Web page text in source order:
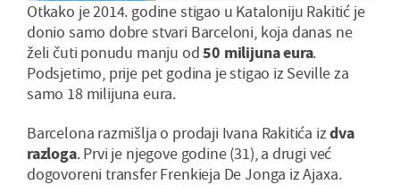
Otkako je 2014. godine stigao u Kataloniju Rakitić je
donio samo dobre stvari Barceloni, koja danas ne
želi čuti ponudu manju od50 milijuna eura.
Podsjetimo, prije pet godina je stigao iz Seville za
samo 18 milijuna eura.
Barcelona razmišlja o prodaji Ivana Rakitića izdva
razloga. Prvi je njegove godine (31), a drugi već
dogovoreni transfer Frenkieja De Jonga iz Ajaxa.